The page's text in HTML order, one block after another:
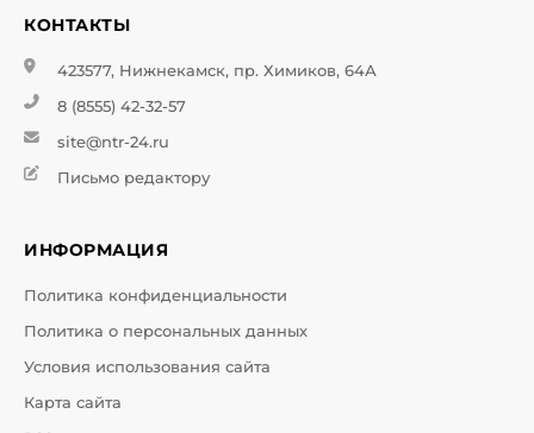
КОНТАКТЫ
423577, Нижнекамск, пр. Химиков, 64А
8 (8555) 42-32-57
site@ntr-24.ru
Письмо редактору
ИНФОРМАЦИЯ
Политика конфиденциальности
Политика о персональных данных
Условия использования сайта
Карта сайта